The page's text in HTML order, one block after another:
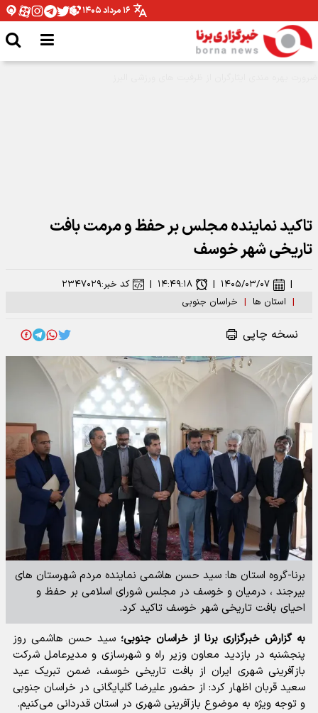
۱۶ مرداد ۱۴۰۵
تاکید نماینده مجلس بر حفظ و مرمت بافت
تاریخی شهر خوسف
| استان ها | خراسان جنوبی
| ۱۴۰۵/۰۳/۰۷ | ۱۴:۴۹:۱۸ | کد خبر:۲۳۴۷۰۲۹
نسخه چاپی
برنا-گروه استان ها: سید حسن هاشمی نماینده مردم شهرستان های
بیرجند ، درمیان و خوسف در مجلس شورای اسلامی بر حفظ و
احیای بافت تاریخی شهر خوسف تاکید کرد.
به گزارش خبرگزاری برنا از خراسان جنوبی؛ سید حسن هاشمی روز
پنجشنبه در بازدید معاون وزیر راه و شهرسازی و مدیرعامل شرکت
بازآفرینی شهری ایران از بافت تاریخی خوسف، ضمن تبریک عید
سعید قربان اظهار کرد: از حضور علیرضا گلپایگانی در خراسان جنوبی
و توجه ویژه به موضوع بازآفرینی شهری در استان قدردانی می‌کنیم.